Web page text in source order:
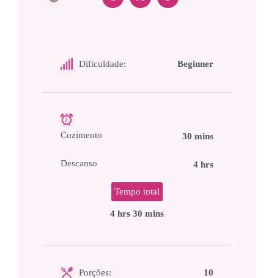
Dificuldade: Beginner
Cozimento 30 mins
Descanso 4 hrs
Tempo total
4 hrs 30 mins
Porções: 10